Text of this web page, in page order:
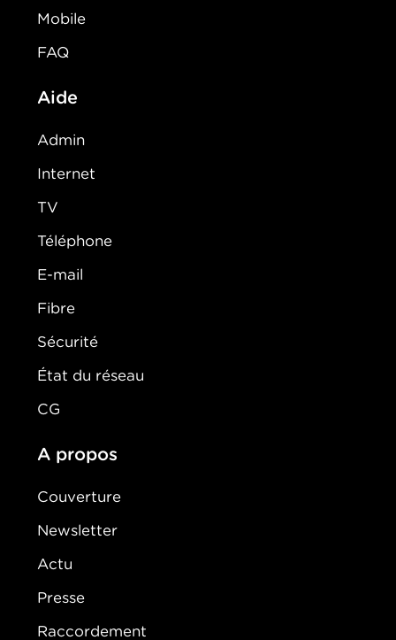
Mobile
FAQ
Aide
Admin
Internet
TV
Téléphone
E-mail
Fibre
Sécurité
État du réseau
CG
A propos
Couverture
Newsletter
Actu
Presse
Raccordement